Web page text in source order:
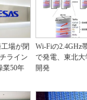
場が閉
ライン
業50年
Wi-Fiの2.4GHz
で発電、東北大
開発